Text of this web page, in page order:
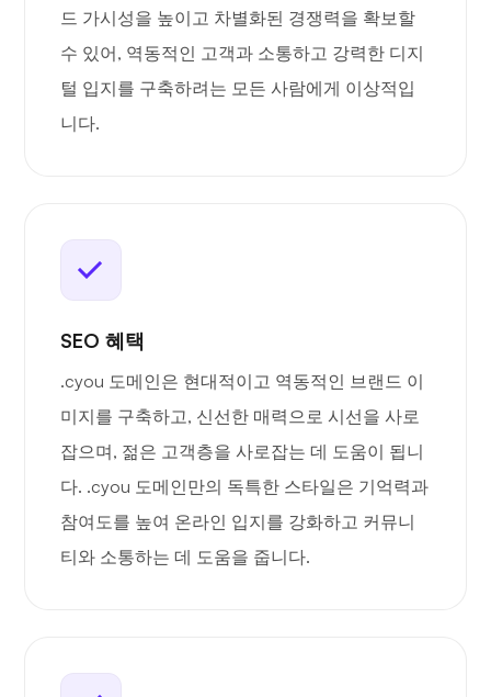
드 가시성을 높이고 차별화된 경쟁력을 확보할
수 있어, 역동적인 고객과 소통하고 강력한 디지
털 입지를 구축하려는 모든 사람에게 이상적입
니다.
SEO 혜택
.cyou 도메인은 현대적이고 역동적인 브랜드 이
미지를 구축하고, 신선한 매력으로 시선을 사로
잡으며, 젊은 고객층을 사로잡는 데 도움이 됩니
다. .cyou 도메인만의 독특한 스타일은 기억력과
참여도를 높여 온라인 입지를 강화하고 커뮤니
티와 소통하는 데 도움을 줍니다.